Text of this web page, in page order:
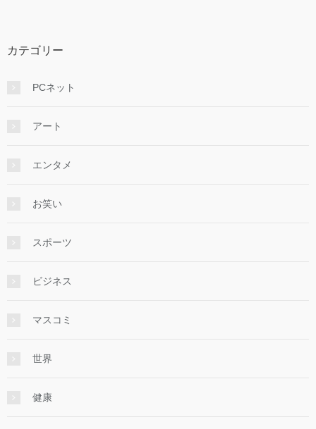
カテゴリー
PCネット
アート
エンタメ
お笑い
スポーツ
ビジネス
マスコミ
世界
健康